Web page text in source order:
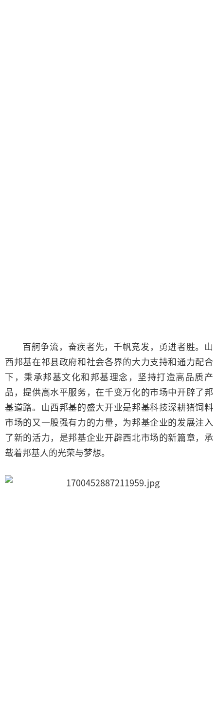
百舸争流，奋疾者先，千帆竞发，勇进者胜。山
西邦基在祁县政府和社会各界的大力支持和通力配合
下，秉承邦基文化和邦基理念，坚持打造高品质产
品，提供高水平服务，在千变万化的市场中开辟了邦
基道路。山西邦基的盛大开业是邦基科技深耕猪饲料
市场的又一股强有力的力量，为邦基企业的发展注入
了新的活力，是邦基企业开辟西北市场的新篇章，承
载着邦基人的光荣与梦想。